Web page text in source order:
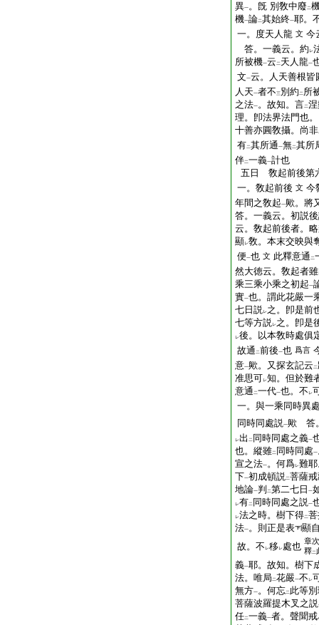
異一。旣 別敎中廢 二
機一論二其始終一耶。
一。度天人龍 文 今
答。一義云。約 レ
所被機一云 二 天人龍一
文一云。人天善根皆
人天一者不三別約 二 所
之法一。故知。言二
理。卽法界法門也
十善亦圓敎攝。尚非
有二其所通一無二其所
伴二一義一計也
五日 敎起前後第
一。敎起前後 文 今
年間之敎起一歟。將
答。一義云。初説
云。敎起前後者。
顯レ敎。本末交映與
便一也 文 此釋意通 二
然大徳云。敎起者雖
乘三乘小乘之初起一
實一也。謂此花嚴一
七日説レ之。卽是前
七等方説レ之。卽是
レ後。以本敎時處俱
故通 二前後一也 爲言
意一歟。又探玄記云 二
准思可レ知。但於難
意通 二一代一也。不 レ
一。與一乘同時異
同時同處説一歟 答
レ出 二 同時同處之義一
也。縱雖二 同時同處一
宣之法一。何爲レ難
下一初成頓説二菩薩
地論一判 二第二七日 一
レ有二 同時同處之説一
レ法之時。樹下得二
法一。則正是表
顯
故。不 レ移レ處也 章
釋二
義一耶。故知。樹下
法。唯局 二花嚴一不 レ
無方一。何忘二 此等
菩薩波羅提木叉之説
任二一義一者。聲聞戒